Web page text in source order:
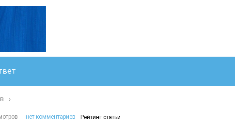
нет комментариев Рейтинг статьи